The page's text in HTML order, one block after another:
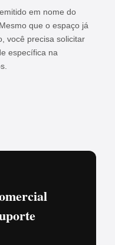
em nome do
que o espaço já
você precisa solicitar
específica na